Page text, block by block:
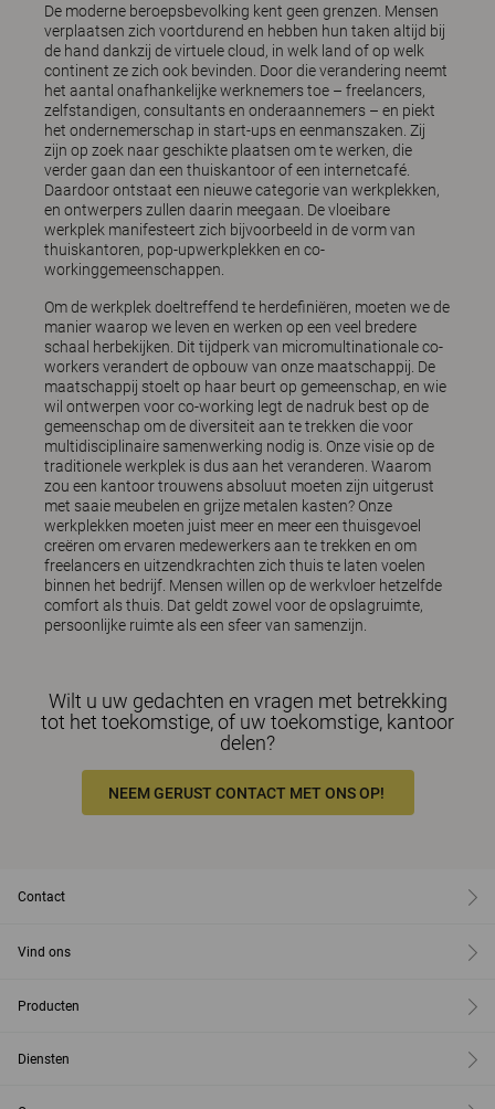
De moderne beroepsbevolking kent geen grenzen. Mensen
verplaatsen zich voortdurend en hebben hun taken altijd bij
de hand dankzij de virtuele cloud, in welk land of op welk
continent ze zich ook bevinden. Door die verandering neemt
het aantal onafhankelijke werknemers toe – freelancers,
zelfstandigen, consultants en onderaannemers – en piekt
het ondernemerschap in start-ups en eenmanszaken. Zij
zijn op zoek naar geschikte plaatsen om te werken, die
verder gaan dan een thuiskantoor of een internetcafé.
Daardoor ontstaat een nieuwe categorie van werkplekken,
en ontwerpers zullen daarin meegaan. De vloeibare
werkplek manifesteert zich bijvoorbeeld in de vorm van
thuiskantoren, pop-upwerkplekken en co-
workinggemeenschappen.
Om de werkplek doeltreffend te herdefiniëren, moeten we de
manier waarop we leven en werken op een veel bredere
schaal herbekijken. Dit tijdperk van micromultinationale co-
workers verandert de opbouw van onze maatschappij. De
maatschappij stoelt op haar beurt op gemeenschap, en wie
wil ontwerpen voor co-working legt de nadruk best op de
gemeenschap om de diversiteit aan te trekken die voor
multidisciplinaire samenwerking nodig is. Onze visie op de
traditionele werkplek is dus aan het veranderen. Waarom
zou een kantoor trouwens absoluut moeten zijn uitgerust
met saaie meubelen en grijze metalen kasten? Onze
werkplekken moeten juist meer en meer een thuisgevoel
creëren om ervaren medewerkers aan te trekken en om
freelancers en uitzendkrachten zich thuis te laten voelen
binnen het bedrijf. Mensen willen op de werkvloer hetzelfde
comfort als thuis. Dat geldt zowel voor de opslagruimte,
persoonlijke ruimte als een sfeer van samenzijn.
Wilt u uw gedachten en vragen met betrekking
tot het toekomstige, of uw toekomstige, kantoor
delen?
NEEM GERUST CONTACT MET ONS OP!
Contact
Vind ons
Producten
Diensten